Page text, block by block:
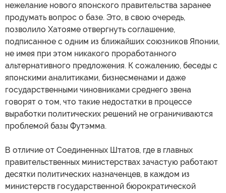
нежелание нового японского правительства заранее
продумать вопрос о базе. Это, в свою очередь,
позволило Хатояме отвергнуть соглашение,
подписанное с одним из ближайших союзников Японии,
не имея при этом никакого проработанного
альтернативного предложения. К сожалению, беседы с
японскими аналитиками, бизнесменами и даже
государственными чиновниками среднего звена
говорят о том, что такие недостатки в процессе
выработки политических решений не ограничиваются
проблемой базы Футэмма.
В отличие от Соединенных Штатов, где в главных
правительственных министерствах зачастую работают
десятки политических назначенцев, в каждом из
министерств государственной бюрократической